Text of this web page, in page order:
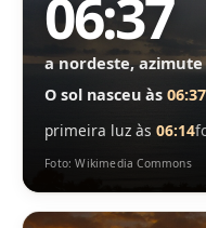
06:37
a nordeste, azimute
O sol nasceu às06:37
primeira luz às06:14
Foto: Wikimedia Commons